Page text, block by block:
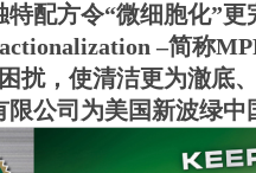
特配方令“微细胞化”
–简称
扰，使清洁更为澈底、
公司为美国新波绿中